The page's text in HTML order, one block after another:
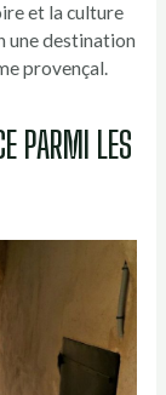
et la culture
une destination
provençal.
PARMI LES